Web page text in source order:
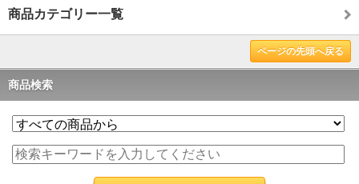
商品カテゴリー一覧
ページの先頭へ戻る
商品検索